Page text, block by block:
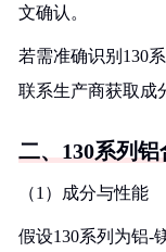
文确认。
若需准确识别130
联系生产商获取成
二、130系列
（1）成分与性能
假设130系列为铝-